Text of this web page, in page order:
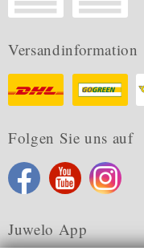
Versandinformation
Folgen Sie uns auf
Juwelo App